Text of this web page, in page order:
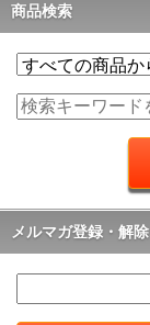
商品検索
メルマガ登録・解除